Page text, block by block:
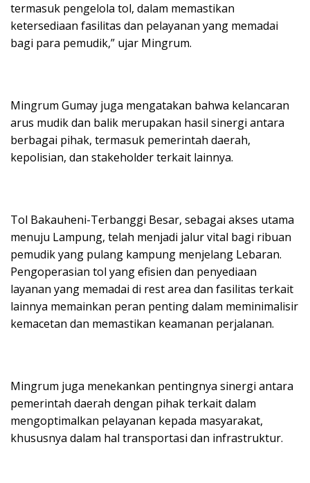
termasuk pengelola tol, dalam memastikan
ketersediaan fasilitas dan pelayanan yang memadai
bagi para pemudik,” ujar Mingrum.
Mingrum Gumay juga mengatakan bahwa kelancaran
arus mudik dan balik merupakan hasil sinergi antara
berbagai pihak, termasuk pemerintah daerah,
kepolisian, dan stakeholder terkait lainnya.
Tol Bakauheni-Terbanggi Besar, sebagai akses utama
menuju Lampung, telah menjadi jalur vital bagi ribuan
pemudik yang pulang kampung menjelang Lebaran.
Pengoperasian tol yang efisien dan penyediaan
layanan yang memadai di rest area dan fasilitas terkait
lainnya memainkan peran penting dalam meminimalisir
kemacetan dan memastikan keamanan perjalanan.
Mingrum juga menekankan pentingnya sinergi antara
pemerintah daerah dengan pihak terkait dalam
mengoptimalkan pelayanan kepada masyarakat,
khususnya dalam hal transportasi dan infrastruktur.